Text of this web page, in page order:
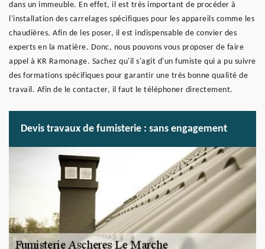
dans un immeuble. En effet, il est très important de procéder à
l'installation des carrelages spécifiques pour les appareils comme les
chaudières. Afin de les poser, il est indispensable de convier des
experts en la matière. Donc, nous pouvons vous proposer de faire
appel à KR Ramonage. Sachez qu'il s'agit d'un fumiste qui a pu suivre
des formations spécifiques pour garantir une très bonne qualité de
travail. Afin de le contacter, il faut le téléphoner directement.
Devis travaux de fumisterie : sans engagement